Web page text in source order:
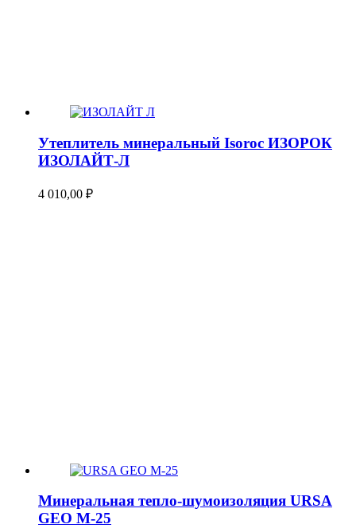
Утеплитель минеральный Isoroc ИЗОРОК
ИЗОЛАЙТ-Л
4 010,00 ₽
Минеральная тепло-шумоизоляция URSA
GEO М-25